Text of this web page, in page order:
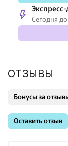
Экспресс-
Сегодня до
ОТЗЫВЫ
Бонусы за
Оставить отзыв